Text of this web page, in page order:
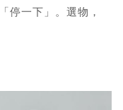
停一下」。選物，
己選一個喘口氣的